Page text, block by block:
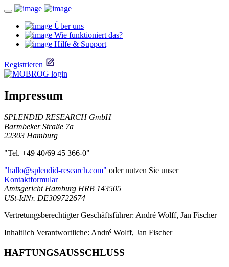
Über uns
Wie funktioniert das?
Hilfe & Support
Registrieren
Impressum
SPLENDID RESEARCH GmbH
Barmbeker Straße 7a
22303 Hamburg
"Tel. +49 40/69 45 366-0"
"hallo@splendid-research.com" oder nutzen Sie unser
Kontaktformular
Amtsgericht Hamburg HRB 143505
USt-IdNr. DE309722674
Vertretungsberechtigter Geschäftsführer: André Wolff, Jan Fischer
Inhaltlich Verantwortliche: André Wolff, Jan Fischer
HAFTUNGSAUSSCHLUSS